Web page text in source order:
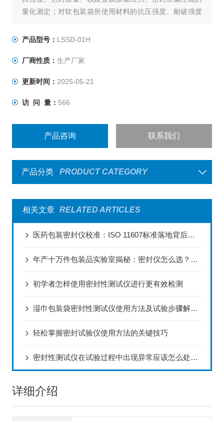
量化测定；对软包装袋所使用材料的抗压强度、耐破强度
强度、材料的应力强度的量化测定；瓶体密封性、抗压
度、帽体连接强度、脱扣强度、热封
产品型号： LSSD-01H
厂商性质： 生产厂家
更新时间： 2025-05-21
访 问 量： 566
产品咨询 联系我们
产品分类 PRODUCT CATEGORY
相关文章 RELATED ARTICLES
医药包装密封仪校准：ISO 11607标准落地背后的严谨细节
年产十万件包装品实验室揭秘：密封仪怎么选？三种场景决定正负压
初学者怎样使用密封性测试仪进行更有效检测
湿巾包装袋密封性测试仪使用方法及试验步骤解决方案！
轻松掌握密封试验仪使用方法的关键技巧
密封性测试仪在试验过程中出现异常应该怎么处理？
详细介绍